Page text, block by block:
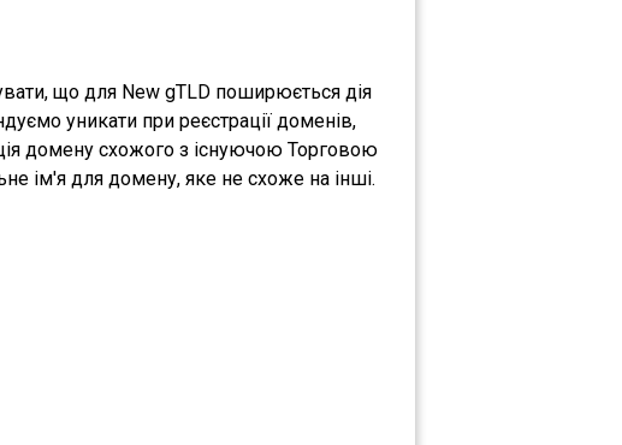
що для New gTLD поширюється дія
уникати при реєстрації доменів,
домену схожого з існуючою Торговою
ім'я для домену, яке не схоже на інші.